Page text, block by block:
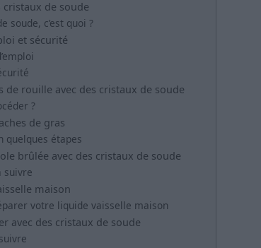
cristaux de soude
soude, c’est quoi ?
et sécurité
de rouille avec des cristaux de soude
?
de gras
quelques étapes
brûlée avec des cristaux de soude
suivre
maison
votre liquide vaisselle maison
avec des cristaux de soude